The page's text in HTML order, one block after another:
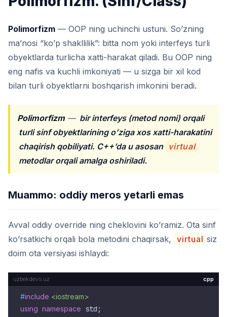
Polimorfizm — OOP ning uchinchi ustuni. So’zning
ma’nosi “ko’p shakllilik”: bitta nom yoki interfeys turli
obyektlarda turlicha xatti-harakat qiladi. Bu OOP ning
eng nafis va kuchli imkoniyati — u sizga bir xil kod
bilan turli obyektlarni boshqarish imkonini beradi.
Polimorfizm— bir interfeys (metod nomi) orqali
turli sinf obyektlarining o’ziga xos xatti-harakatini
chaqirish qobiliyati. C++’da u asosan virtual
metodlar orqali amalga oshiriladi.
Muammo: oddiy meros yetarli emas
Avval oddiy override ning cheklovini ko’ramiz. Ota sinf
ko’rsatkichi orqali bola metodini chaqirsak, virtual siz
doim ota versiyasi ishlaydi:
cpp
#include <iostream>
using namespace std;